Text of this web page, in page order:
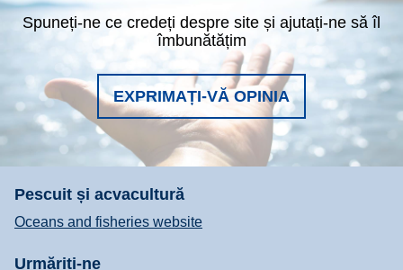
Spuneți-ne ce credeți despre site și ajutați-ne să îl
îmbunătățim
EXPRIMAȚI-VĂ OPINIA
Pescuit și acvacultură
Oceans and fisheries website
Urmăriți-ne